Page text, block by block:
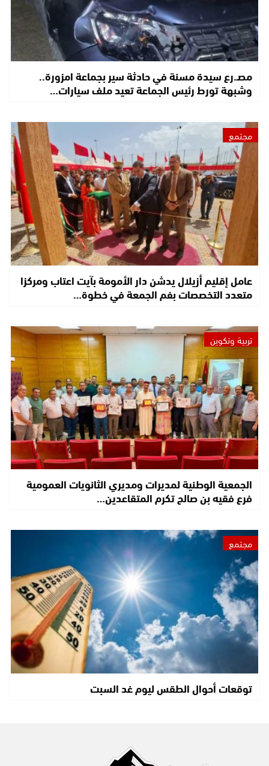
مصـ.رع سيدة مسنة في حادثة سير بجماعة امزورة..
وشبهة تورط رئيس الجماعة تعيد ملف سيارات…
مجتمع
عامل إقليم أزيلال يدشن دار الأمومة بآيت اعتاب ومركزا
متعدد التخصصات بفم الجمعة في خطوة…
تربية وتكوين
الجمعية الوطنية لمديرات ومديري الثانويات العمومية
فرع فقيه بن صالح تكرم المتقاعدين…
مجتمع
توقعات أحوال الطقس ليوم غد السبت